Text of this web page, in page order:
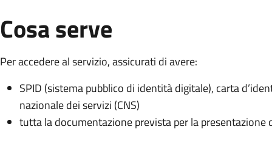
Cosa serve
Per accedere al servizio, assicurati di avere:
SPID (sistema pubblico di identità digitale), carta
nazionale dei servizi (CNS)
tutta la documentazione prevista per la presentazione